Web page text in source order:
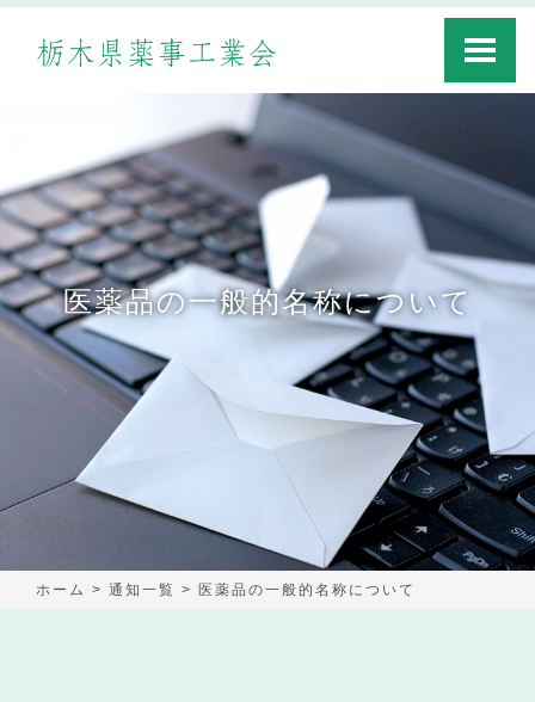
Toggle
医薬品の一般的名称について
ホーム > 通知一覧 > 医薬品の一般的名称について